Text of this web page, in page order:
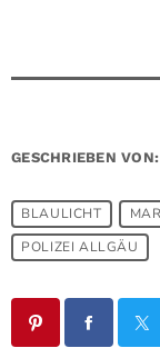
GESCHRIEBEN
BLAULICHT
POLIZEI ALLGÄU